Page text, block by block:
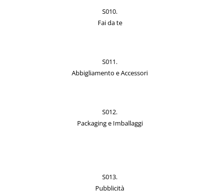
S010.
Fai da te
S011.
Abbigliamento e Accessori
S012.
Packaging e Imballaggi
S013.
Pubblicità